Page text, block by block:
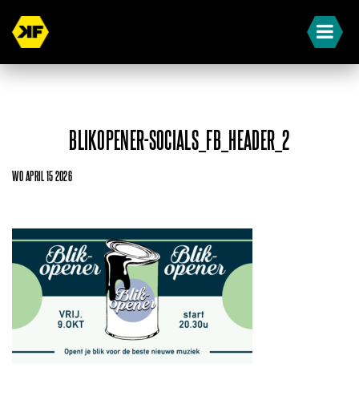
BLIKOPENER-SOCIALS_FB_HEADER_2
WO APRIL 15 2026